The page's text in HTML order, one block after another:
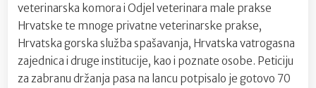
veterinarska komora i Odjel veterinara male prakse
Hrvatske te mnoge privatne veterinarske prakse,
Hrvatska gorska služba spašavanja, Hrvatska vatrogasna
zajednica i druge institucije, kao i poznate osobe. Peticiju
za zabranu držanja pasa na lancu potpisalo je gotovo 70